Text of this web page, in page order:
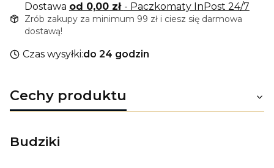
Dostawa od 0,00 zł - Paczkomaty InPost 24/7
Zrób zakupy za minimum 99 zł i ciesz się darmowa
dostawą!
Czas wysyłki:do 24 godzin
Cechy produktu
Budziki